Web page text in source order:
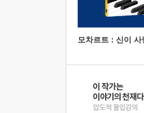
모차르트 : 신이 사